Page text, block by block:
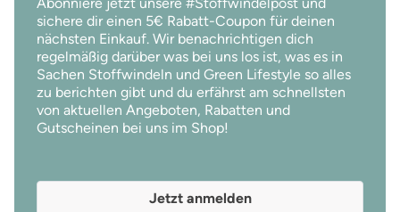
sichere dir einen 5€ Rabatt-Coupon für deinen
nächsten Einkauf. Wir benachrichtigen dich
regelmäßig darüber was bei uns los ist, was es in
Sachen Stoffwindeln und Green Lifestyle so alles
zu berichten gibt und du erfährst am schnellsten
von aktuellen Angeboten, Rabatten und
Gutscheinen bei uns im Shop!
Jetzt anmelden